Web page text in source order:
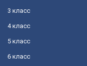
3 класс
4 класс
5 класс
6 класс